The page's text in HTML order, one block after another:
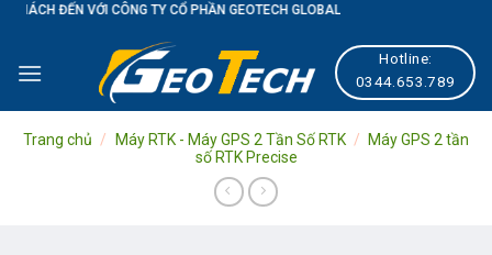
Skip
content
CÔNG TY CỔ PHẦN GEOTECH GLOBAL
Hotline:
0344.653.789
Trang chủ / Máy RTK - Máy GPS 2 Tần Số RTK /
Máy GPS 2 tần
số RTK Precise